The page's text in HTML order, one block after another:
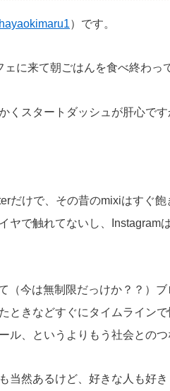
）です。
に来て朝ごはんを食べ終わっ
くスタートダッシュが肝心です
だけで、その昔のmixiはすぐ
ヤで触れてないし、Instagram
（今は無制限だっけか？？）
ときなどすぐにタイムライン
ル、というよりもう社会とのつ
当然あるけど、好きな人も好